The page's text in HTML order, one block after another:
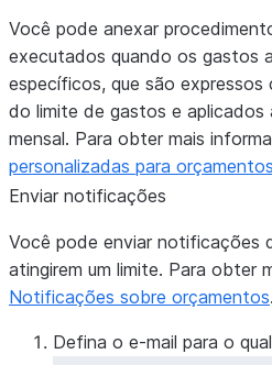
Você pode anexar
executados quando os gastos
específicos, que são expressos
do limite de gastos e
mensal. Para obter mais
personalizadas para orçamentos
Enviar notificações
Você pode enviar notificações
atingirem um limite. Para obter
Notificações sobre orçamentos.
Defina o e-mail para o